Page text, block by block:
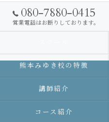
080-7880-0415
営業電話はお断りしております。
熊本みゆき校の特徴
講師紹介
コース紹介